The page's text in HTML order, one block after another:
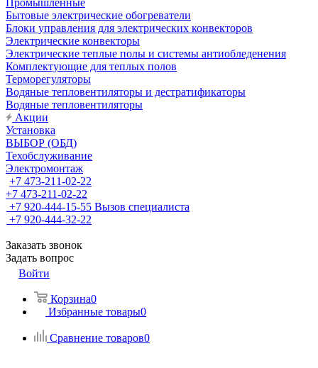
Промышленные
Бытовые электрические обогреватели
Блоки управления для электрических конвекторов
Электрические конвекторы
Электрические теплые полы и системы антиобледенения
Комплектующие для теплых полов
Терморегуляторы
Водяные тепловентиляторы и дестратификаторы
Водяные тепловентиляторы
Акции
Установка
ВЫБОР (ОБД)
Техобслуживание
Электромонтаж
+7 473-211-02-22
+7 473-211-02-22
+7 920-444-15-55 Вызов специалиста
+7 920-444-32-22
Заказать звонок
Задать вопрос
Войти
Корзина0
Избранные товары0
Сравнение товаров0